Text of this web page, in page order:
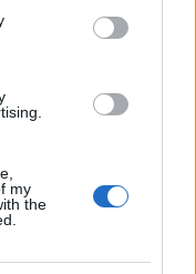
my
the